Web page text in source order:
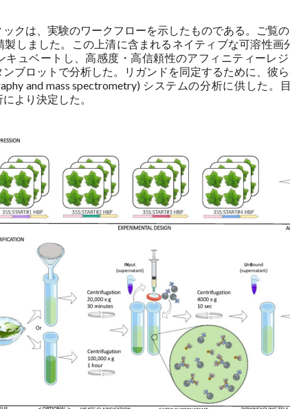
クは、実験のワークフローを示したものである。ご覧
製しました。この上清に含まれるネイティブな可溶性画
キュベートし、高感度・高信頼性のアフィニティーレジ
ブロットで分析した。リガンドを同定するために、彼
and mass spectrometry) システムの分析に供した。
より決定した。